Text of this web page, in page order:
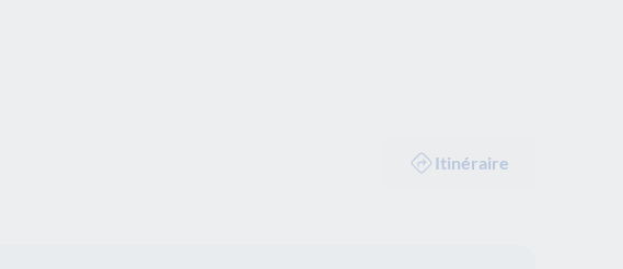
Itinéraire